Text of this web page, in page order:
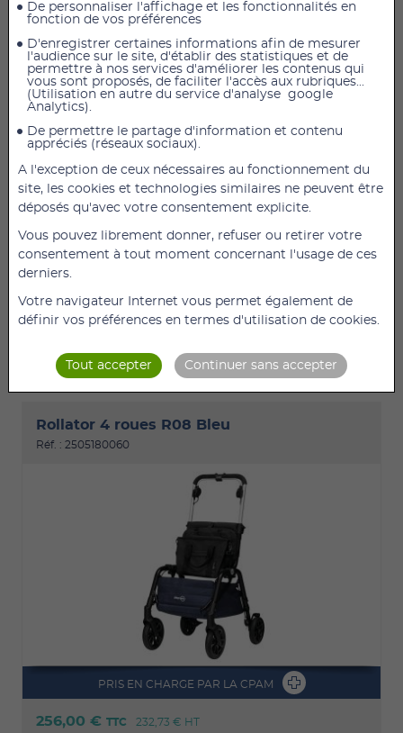
81,60 € TTC 68,00 €HT
Chariot de courses modulobag bleu Chariot de
courses offrant une nouvelle façon de faire ses
courses grâce à leurs deux sacoches indépendantes
et à leur cadre modulable, utilisable aussi bien en
traction qu’en poussée. Les supports escamotables
des sacoches permettent un rangement facile,
même (...)
Rollator 4 roues R08 Bleu
Réf. : 2505180060
PRIS EN CHARGE PAR LA CPAM
256,00 € TTC 232,73 € HT
De personnaliser l'affichage et les fonctionnalités en
fonction de vos préférences
D'enregistrer certaines informations afin de mesurer
l'audience sur le site, d'établir des statistiques et de
permettre à nos services d'améliorer les contenus qui
vous sont proposés, de faciliter l'accès aux rubriques...
(Utilisation en autre du service d'analyse google
Analytics).
De permettre le partage d'information et contenu
appréciés (réseaux sociaux).
A l'exception de ceux nécessaires au fonctionnement du
site, les cookies et technologies similaires ne peuvent être
déposés qu'avec votre consentement explicite.
Vous pouvez librement donner, refuser ou retirer votre
consentement à tout moment concernant l'usage de ces
derniers.
Votre navigateur Internet vous permet également de
définir vos préférences en termes d'utilisation de cookies.
Tout accepter Continuer sans accepter